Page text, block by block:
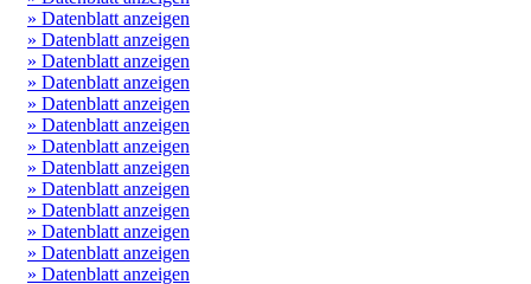
» Datenblatt anzeigen
» Datenblatt anzeigen
» Datenblatt anzeigen
» Datenblatt anzeigen
» Datenblatt anzeigen
» Datenblatt anzeigen
» Datenblatt anzeigen
» Datenblatt anzeigen
» Datenblatt anzeigen
» Datenblatt anzeigen
» Datenblatt anzeigen
» Datenblatt anzeigen
» Datenblatt anzeigen